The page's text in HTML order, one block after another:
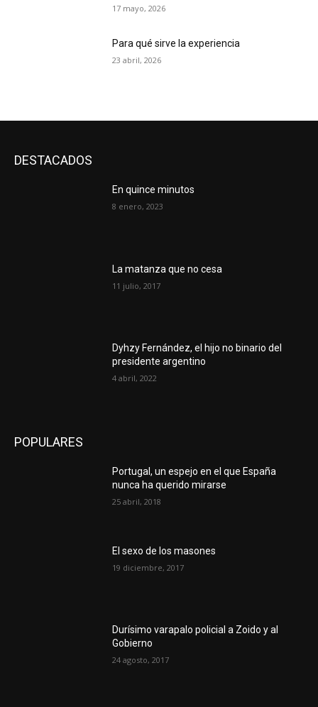
17 mayo, 2026
Para qué sirve la experiencia
23 abril, 2026
DESTACADOS
En quince minutos
8 enero, 2023
La matanza que no cesa
11 julio, 2017
Dyhzy Fernández, el hijo no binario del
presidente argentino
4 abril, 2022
POPULARES
Portugal, un espejo en el que España
nunca ha querido mirarse
25 abril, 2018
El sexo de los masones
19 diciembre, 2017
Durísimo varapalo policial a Zoido y al
Gobierno
24 agosto, 2017